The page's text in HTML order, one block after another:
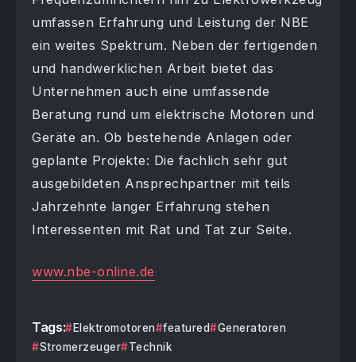
umfassen Erfahrung und Leistung der NBE
ein weites Spektrum. Neben der fertigenden
und handwerklichen Arbeit bietet das
Unternehmen auch eine umfassende
Beratung rund um elektrische Motoren und
Geräte an. Ob bestehende Anlagen oder
geplante Projekte: Die fachlich sehr gut
ausgebildeten Ansprechpartner mit teils
Jahrzehnte langer Erfahrung stehen
Interessenten mit Rat und Tat zur Seite.
www.nbe-online.de
Tags: Elektromotoren featured
Generatoren
Stromerzeuger
Technik